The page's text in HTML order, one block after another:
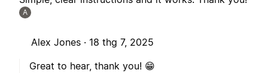
A
Alex Jones · 18 thg 7, 2025
Great to hear, thank you! 😁